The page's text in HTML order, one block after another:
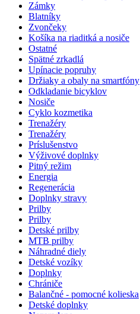
Zámky
Blatníky
Zvončeky
Košíka na riaditká a nosiče
Ostatné
Spätné zrkadlá
Upínacie popruhy
Držiaky a obaly na smartfóny
Odkladanie bicyklov
Nosiče
Cyklo kozmetika
Trenažéry
Trenažéry
Príslušenstvo
Výživové doplnky
Pitný režim
Energia
Regenerácia
Doplnky stravy
Prilby
Prilby
Detské prilby
MTB prilby
Náhradné diely
Detské vozíky
Doplnky
Chrániče
Balančné - pomocné kolieska
Detské doplnky